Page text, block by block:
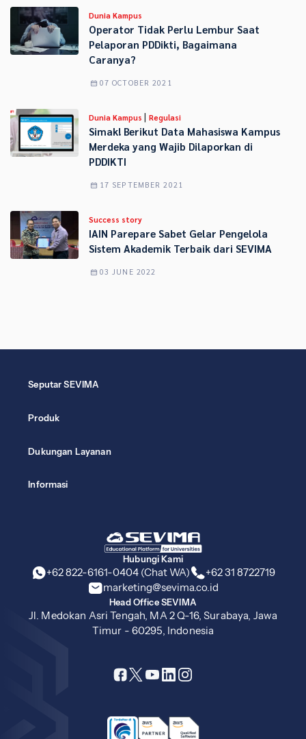
Dunia Kampus
Operator Tidak Perlu Lembur Saat
Pelaporan PDDikti, Bagaimana
Caranya?
07 OCTOBER 2021
Dunia Kampus | Regulasi
Simak! Berikut Data Mahasiswa Kampus
Merdeka yang Wajib Dilaporkan di
PDDIKTI
17 SEPTEMBER 2021
Success story
IAIN Parepare Sabet Gelar Pengelola
Sistem Akademik Terbaik dari SEVIMA
03 JUNE 2022
Hubungi Kami
+62 822-6161-0404 (Chat WA)
+62 31 8722719
marketing@sevima.co.id
Head Office SEVIMA
Jl. Medokan Asri Tengah, MA 2 Q-16, Surabaya, Jawa
Timur - 60295, Indonesia
Seputar SEVIMA
Produk
Dukungan Layanan
Informasi